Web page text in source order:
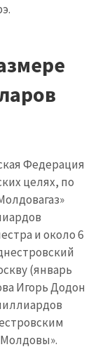
Федерация
целях, по
и около 6
(январь
Игорь Додон